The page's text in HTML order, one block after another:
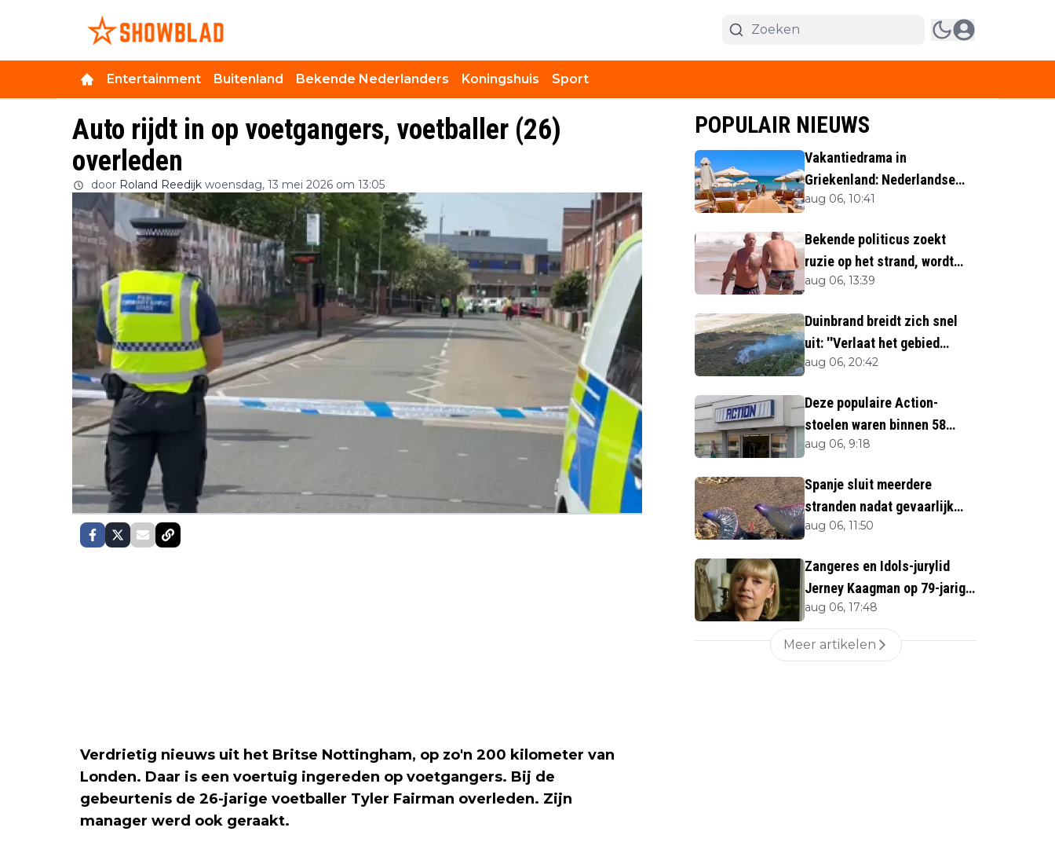
Entertainment Buitenland Bekende Nederlanders Koningshuis Sport
Auto rijdt in op voetgangers, voetballer (26)
overleden
door Roland Reedijk woensdag, 13 mei 2026 om 13:05
Verdrietig nieuws uit het Britse Nottingham, op zo'n 200 kilometer van
Londen. Daar is een voertuig ingereden op voetgangers. Bij de
gebeurtenis de 26-jarige voetballer Tyler Fairman overleden. Zijn
manager werd ook geraakt.
POPULAIR NIEUWS
Vakantiedrama in
Griekenland: Nederlandse
(40) omgekomen
aug 06, 10:41
Bekende politicus zoekt
ruzie op het strand, wordt
neergemaaid
aug 06, 13:39
Duinbrand breidt zich snel
uit: ''Verlaat het gebied
direct''
aug 06, 20:42
Deze populaire Action-
stoelen waren binnen 58
minuten uitverkocht zijn
aug 06, 9:18
Spanje sluit meerdere
stranden nadat gevaarlijk
zeedier opduikt
aug 06, 11:50
Zangeres en Idols-jurylid
Jerney Kaagman op 79-jarige
leeftijd overleden
aug 06, 17:48
Meer artikelen